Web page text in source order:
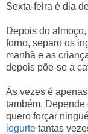
Sexta-feira é dia
Depois do
forno, separo os
manhã e as
depois põe-se a
Às vezes é
também.
quero forçar
iogurte tantas